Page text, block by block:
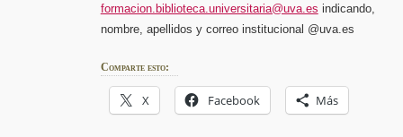
formacion.biblioteca.universitaria@uva.es indicando,
nombre, apellidos y correo institucional @uva.es
Comparte esto:
X Facebook Más